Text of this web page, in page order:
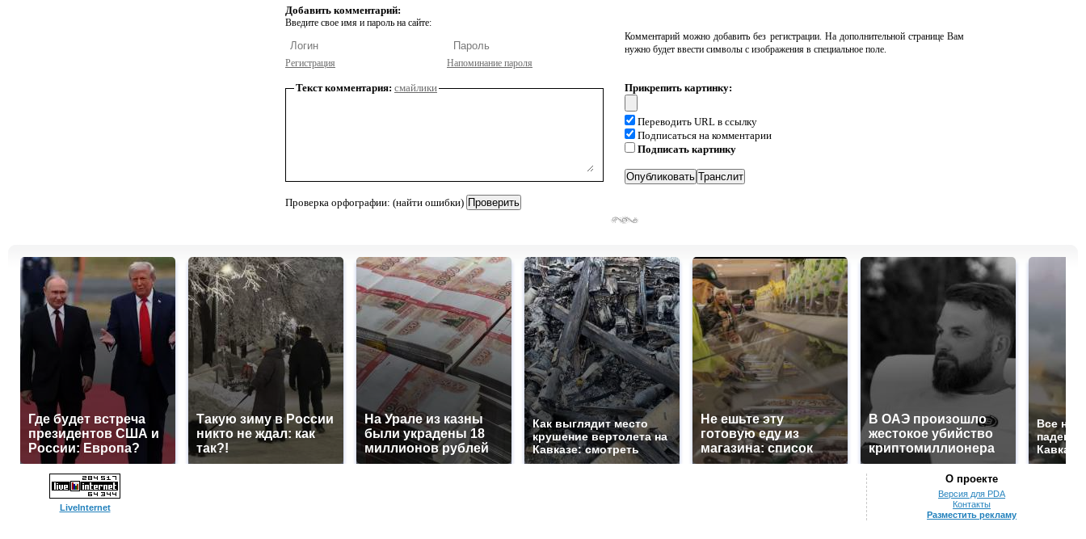
Добавить комментарий:
Введите свое имя и пароль на сайте:
Регистрация Напоминание пароля
Комментарий можно добавить без регистрации. На дополнительной странице Вам
нужно будет ввести символы с изображения в специальное поле.
Текст комментария: смайлики
Проверка орфографии: (найти ошибки)
Прикрепить картинку:
Переводить URL в ссылку
Подписаться на комментарии
Подписать картинку
Где будет встреча
президентов США и
России: Европа?
Такую зиму в России
никто не ждал: как
так?!
На Урале из казны
были украдены 18
миллионов рублей
Как выглядит место
крушение вертолета на
Кавказе: смотреть
Не ешьте эту
готовую еду из
магазина: список
В ОАЭ произошло
жестокое убийство
криптомиллионера
Все
LiveInternet
О проекте
Версия для PDA
Контакты
Разместить рекламу